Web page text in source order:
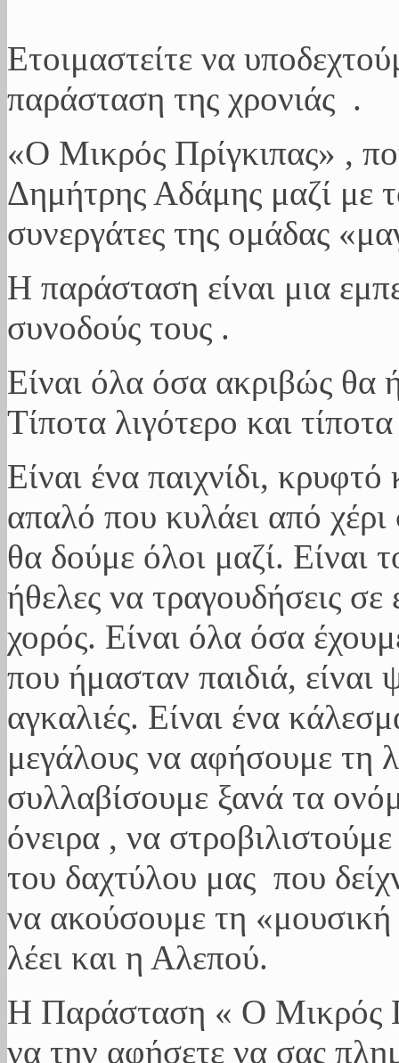
Ετοιμαστείτε να
παράσταση της χρονιάς .
«Ο Μικρός Πρίγκιπας» ,
Δημήτρης Αδάμης μαζί με
συνεργάτες της ομάδας
Η παράσταση είναι μια
συνοδούς τους .
Είναι όλα όσα ακριβώς θα
Τίποτα λιγότερο και
Είναι ένα παιχνίδι,
απαλό που κυλάει από
θα δούμε όλοι μαζί. Είναι
ήθελες να τραγουδήσεις
χορός. Είναι όλα όσα
που ήμασταν παιδιά, είναι
αγκαλιές. Είναι ένα
μεγάλους να αφήσουμε τη
συλλαβίσουμε ξανά τα
όνειρα , να
του δαχτύλου μας που
να ακούσουμε τη
λέει και η Αλεπού.
Η Παράσταση « Ο Μικρός
να την αφήσετε να σας